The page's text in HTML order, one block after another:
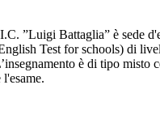
”Luigi Battaglia” è sede
Test for schools) di
è di tipo misto